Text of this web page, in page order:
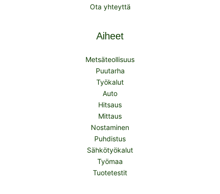
Ota yhteyttä
Aiheet
Metsäteollisuus
Puutarha
Työkalut
Auto
Hitsaus
Mittaus
Nostaminen
Puhdistus
Sähkötyökalut
Työmaa
Tuotetestit